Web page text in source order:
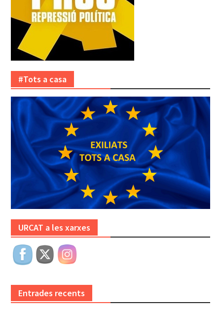
#Tots a casa
URCAT a les xarxes
Entrades recents